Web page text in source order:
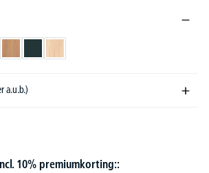
a.u.b.)
10% premiumkorting::